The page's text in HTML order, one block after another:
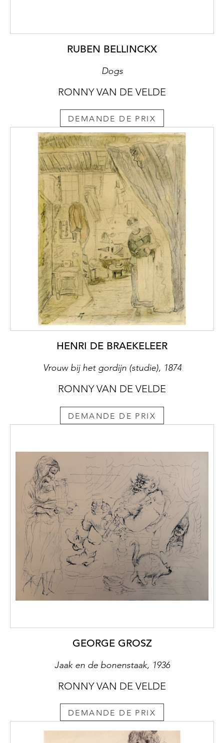
RUBEN BELLINCKX
Dogs
RONNY VAN DE VELDE
DEMANDE DE PRIX
HENRI DE BRAEKELEER
Vrouw bij het gordijn (studie), 1874
RONNY VAN DE VELDE
DEMANDE DE PRIX
GEORGE GROSZ
Jaak en de bonenstaak, 1936
RONNY VAN DE VELDE
DEMANDE DE PRIX